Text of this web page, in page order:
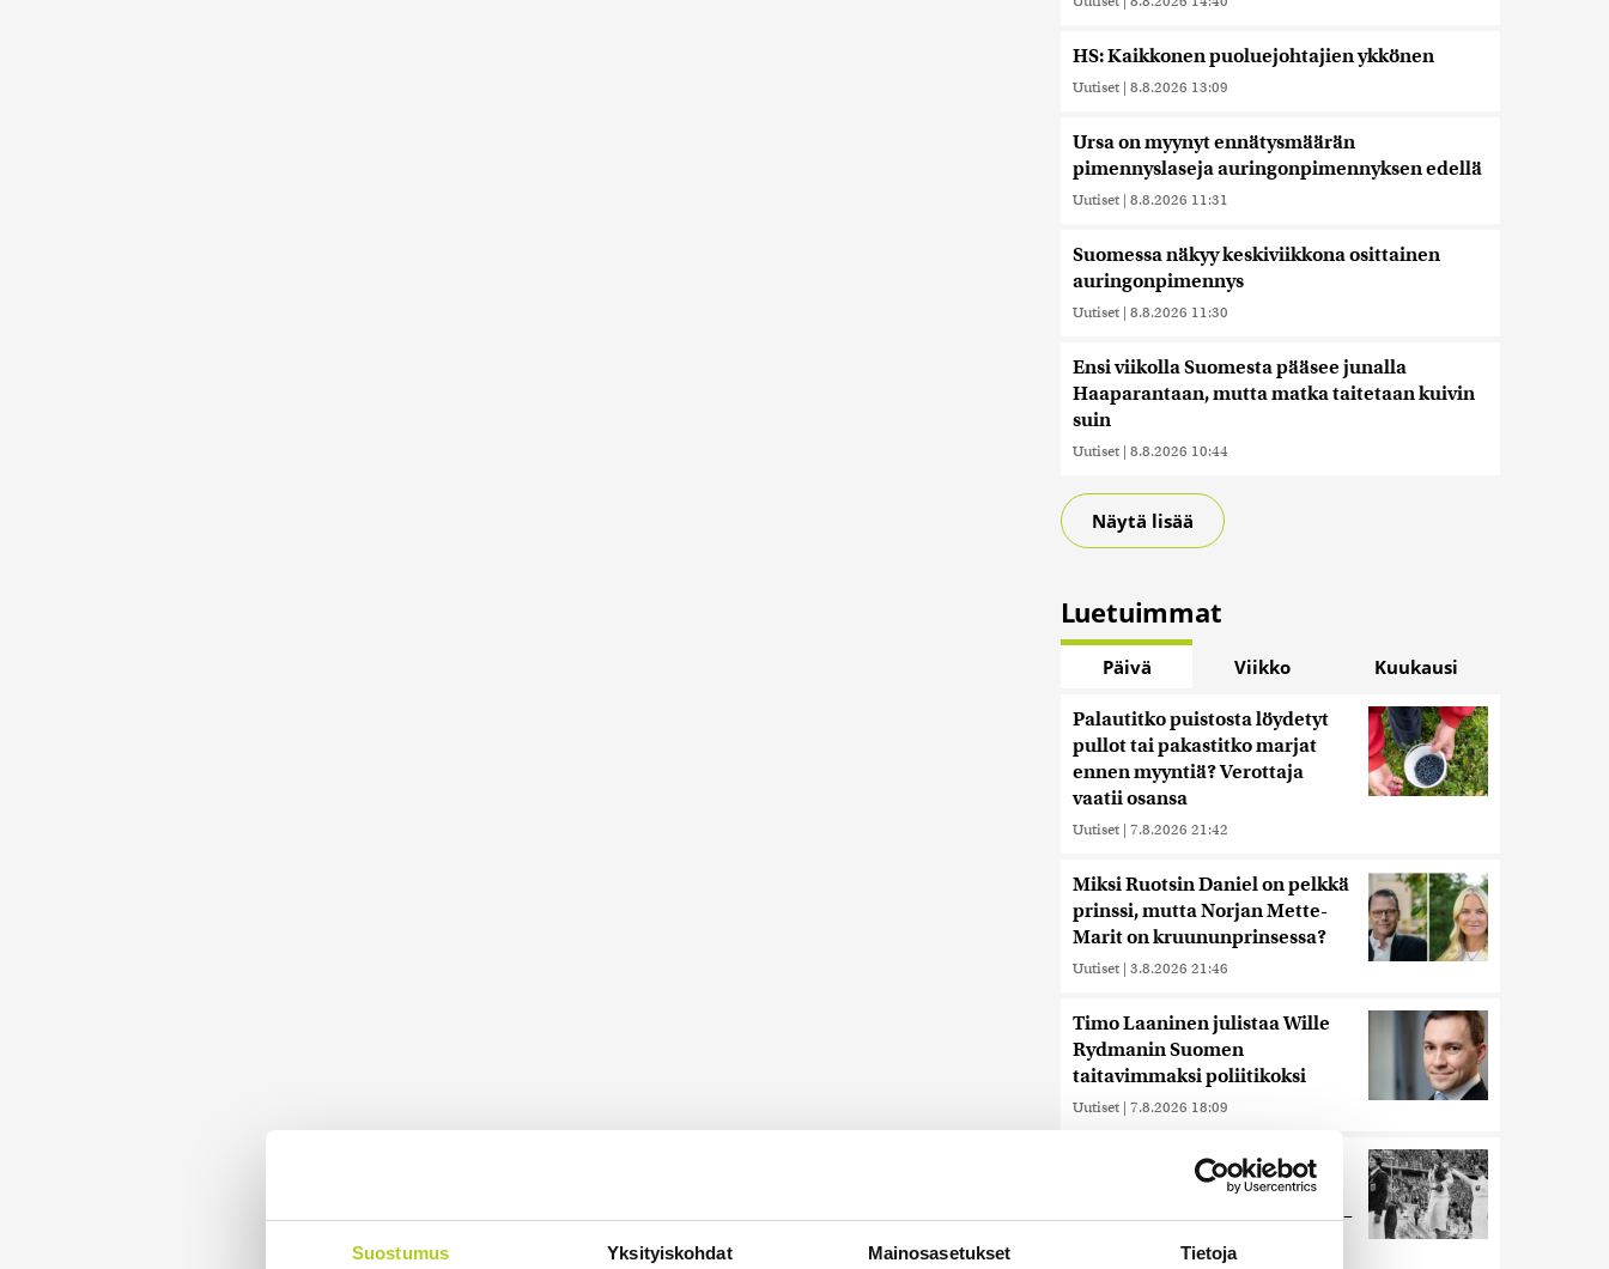
Suostumus Yksityiskohdat Mainosasetukset Tietoja
HS: Kaikkonen puoluejohtajien ykkönen
Uutiset | 8.8.2026 13:09
Ursa on myynyt ennätysmäärän
pimennyslaseja auringonpimennyksen edellä
Uutiset | 8.8.2026 11:31
Suomessa näkyy keskiviikkona osittainen
auringonpimennys
Uutiset | 8.8.2026 11:30
Ensi viikolla Suomesta pääsee junalla
Haaparantaan, mutta matka taitetaan kuivin
suin
Uutiset | 8.8.2026 10:44
Näytä lisää
Luetuimmat
Päivä Viikko Kuukausi
Palautitko puistosta löydetyt
pullot tai pakastitko marjat
ennen myyntiä? Verottaja
vaatii osansa
Uutiset | 7.8.2026 21:42
Miksi Ruotsin Daniel on pelkkä
prinssi, mutta Norjan Mette-
Marit on kruununprinsessa?
Uutiset | 3.8.2026 21:46
Timo Laaninen julistaa Wille
Rydmanin Suomen
taitavimmaksi poliitikoksi
Uutiset | 7.8.2026 18:09
Juutalainen miekkailija voitti
natseille mitalin ja kohotti
kätensä Hitler-tervehdykseen –
Miksi ihmeessä?